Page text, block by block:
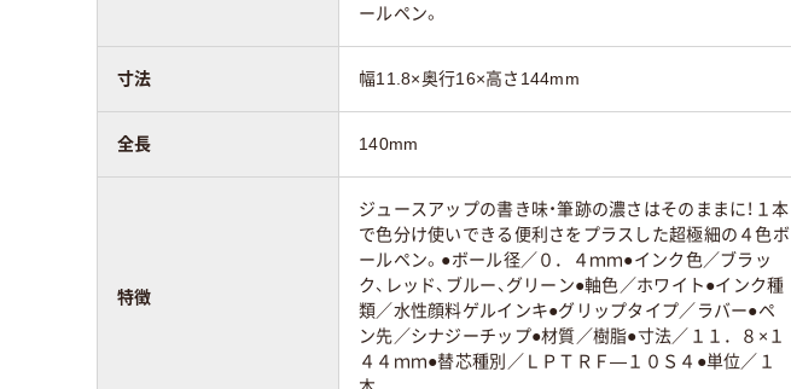
ールペン。
寸法 幅11.8×奥行16×高さ144mm
全長 140mm
特徴
ジュースアップの書き味・筆跡の濃さはそのままに！１本
で色分け使いできる便利さをプラスした超極細の４色ボ
ールペン。●ボール径／０．４ｍｍ●インク色／ブラッ
ク、レッド、ブルー、グリーン●軸色／ホワイト●インク種
類／水性顔料ゲルインキ●グリップタイプ／ラバー●ペ
ン先／シナジーチップ●材質／樹脂●寸法／１１．８×１
４４ｍｍ●替芯種別／ＬＰＴＲＦ―１０Ｓ４●単位／１